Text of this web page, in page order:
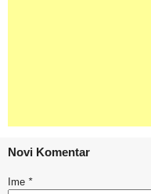
Novi Komentar
Ime *